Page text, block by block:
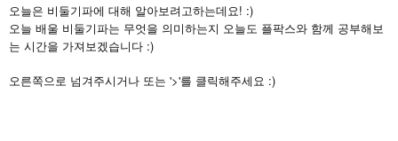
오늘은 비둘기파에 대해 알아보려고하는데요! :)
오늘 배울 비둘기파는 무엇을 의미하는지 오늘도 플팍스와 함께 공부해보
는 시간을 가져보겠습니다 :)
오른쪽으로 넘겨주시거나 또는 '>'를 클릭해주세요 :)